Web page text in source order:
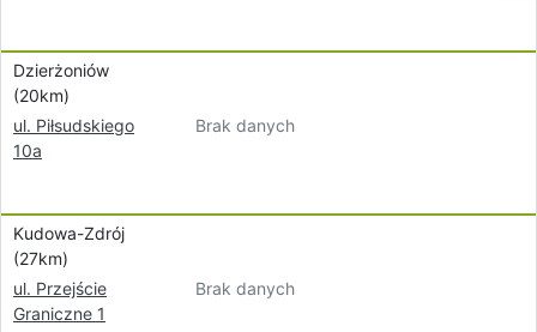
Dzierżoniów
(20km)
ul. Piłsudskiego
10a
Brak danych
Kudowa-Zdrój
(27km)
ul. Przejście
Graniczne 1
Brak danych